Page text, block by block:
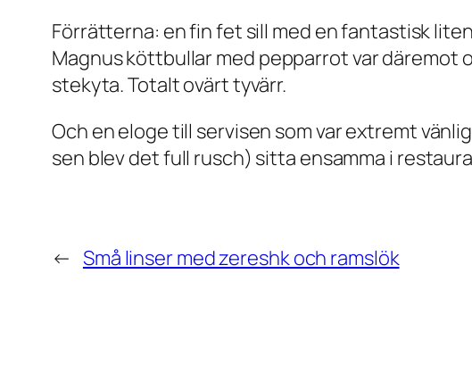
Förrätterna: en fin fet sill med en fantastisk
Magnus köttbullar med pepparrot var
stekyta. Totalt ovärt tyvärr.
Och en eloge till servisen som var extremt
sen blev det full rusch) sitta ensamma i
← Små linser med zereshk och ramslök